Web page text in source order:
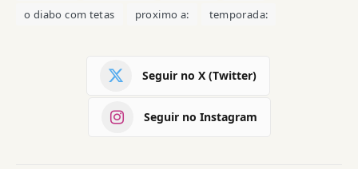
o diabo com tetas proximo a: temporada:
Seguir no X (Twitter)
Seguir no Instagram